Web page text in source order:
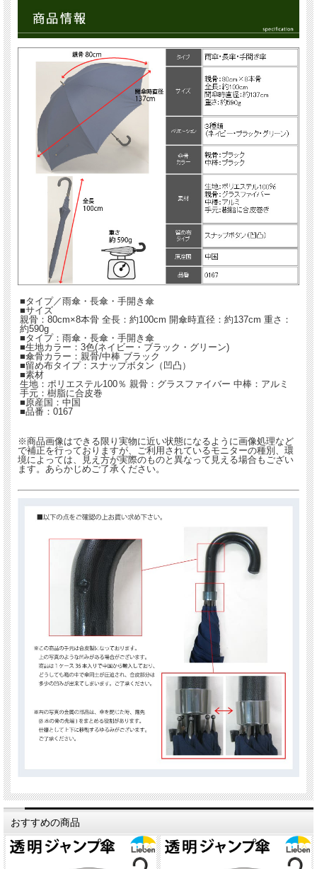
■タイプ／雨傘・長傘・手開き傘
■サイズ
親骨：80cm×8本骨 全長：約100cm 開傘時直径：約137cm 重さ：
約590g
■タイプ：雨傘・長傘・手開き傘
■生地カラー：3色(ネイビー・ブラック・グリーン)
■傘骨カラー：親骨/中棒 ブラック
■留め布タイプ：スナップボタン（凹凸）
■素材
生地：ポリエステル100％ 親骨：グラスファイバー 中棒：アルミ
手元：樹脂に合皮巻
■原産国：中国
■品番：0167
※商品画像はできる限り実物に近い状態になるように画像処理など
で補正を行っておりますが、ご利用されているモニターの種別、環
境によっては、見え方が実際のものと異なって見える場合もござい
ます。あらかじめご了承ください。
おすすめの商品